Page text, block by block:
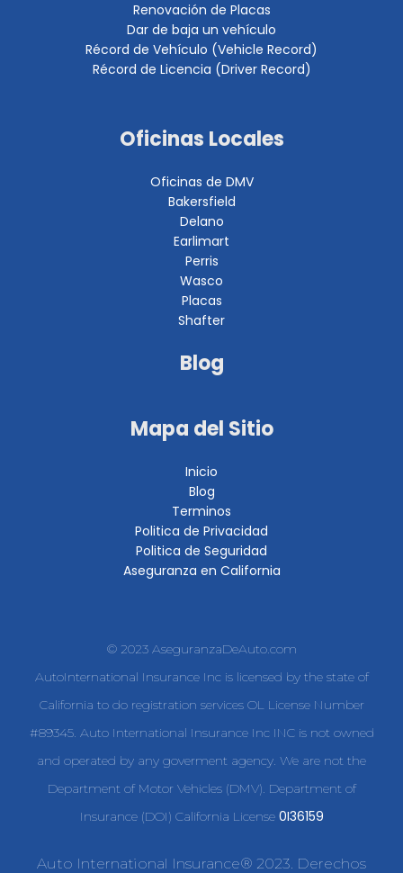
Renovación de Placas
Dar de baja un vehículo
Récord de Vehículo (Vehicle Record)
Récord de Licencia (Driver Record)
Oficinas Locales
Oficinas de DMV
Bakersfield
Delano
Earlimart
Perris
Wasco
Placas
Shafter
Blog
Mapa del Sitio
Inicio
Blog
Terminos
Politica de Privacidad
Politica de Seguridad
Aseguranza en California
© 2023 AseguranzaDeAuto.com
AutoInternational Insurance Inc is licensed by the state of
California to do registration services OL License Number
#89345. Auto International Insurance Inc INC is not owned
and operated by any goverment agency. We are not the
Department of Motor Vehicles (DMV). Department of
Insurance (DOI) California License 0I36159
Auto International Insurance® 2023. Derechos